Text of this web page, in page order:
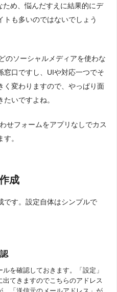
め、悩んだすえに結果的にデ
トも多いのではないでしょう
のソーシャルメディアを使わな
窓口ですし、UIや対応一つでそ
く変わりますので、やっぱり面
いですよね。
せフォームをアプリなしでカス
。
成
です。設定自体はシンプルで
を確認しておきます。「設定」
てきますのでこちらのアドレス